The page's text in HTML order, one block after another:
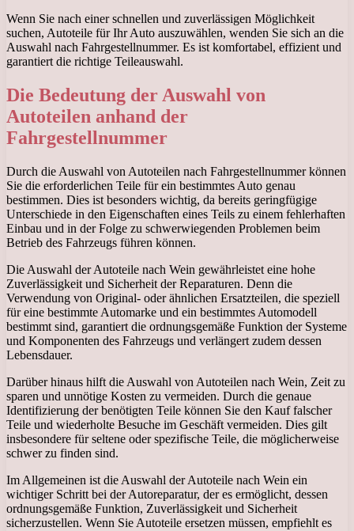
Wenn Sie nach einer schnellen und zuverlässigen Möglichkeit
suchen, Autoteile für Ihr Auto auszuwählen, wenden Sie sich an die
Auswahl nach Fahrgestellnummer. Es ist komfortabel, effizient und
garantiert die richtige Teileauswahl.
Die Bedeutung der Auswahl von
Autoteilen anhand der
Fahrgestellnummer
Durch die Auswahl von Autoteilen nach Fahrgestellnummer können
Sie die erforderlichen Teile für ein bestimmtes Auto genau
bestimmen. Dies ist besonders wichtig, da bereits geringfügige
Unterschiede in den Eigenschaften eines Teils zu einem fehlerhaften
Einbau und in der Folge zu schwerwiegenden Problemen beim
Betrieb des Fahrzeugs führen können.
Die Auswahl der Autoteile nach Wein gewährleistet eine hohe
Zuverlässigkeit und Sicherheit der Reparaturen. Denn die
Verwendung von Original- oder ähnlichen Ersatzteilen, die speziell
für eine bestimmte Automarke und ein bestimmtes Automodell
bestimmt sind, garantiert die ordnungsgemäße Funktion der Systeme
und Komponenten des Fahrzeugs und verlängert zudem dessen
Lebensdauer.
Darüber hinaus hilft die Auswahl von Autoteilen nach Wein, Zeit zu
sparen und unnötige Kosten zu vermeiden. Durch die genaue
Identifizierung der benötigten Teile können Sie den Kauf falscher
Teile und wiederholte Besuche im Geschäft vermeiden. Dies gilt
insbesondere für seltene oder spezifische Teile, die möglicherweise
schwer zu finden sind.
Im Allgemeinen ist die Auswahl der Autoteile nach Wein ein
wichtiger Schritt bei der Autoreparatur, der es ermöglicht, dessen
ordnungsgemäße Funktion, Zuverlässigkeit und Sicherheit
sicherzustellen. Wenn Sie Autoteile ersetzen müssen, empfiehlt es